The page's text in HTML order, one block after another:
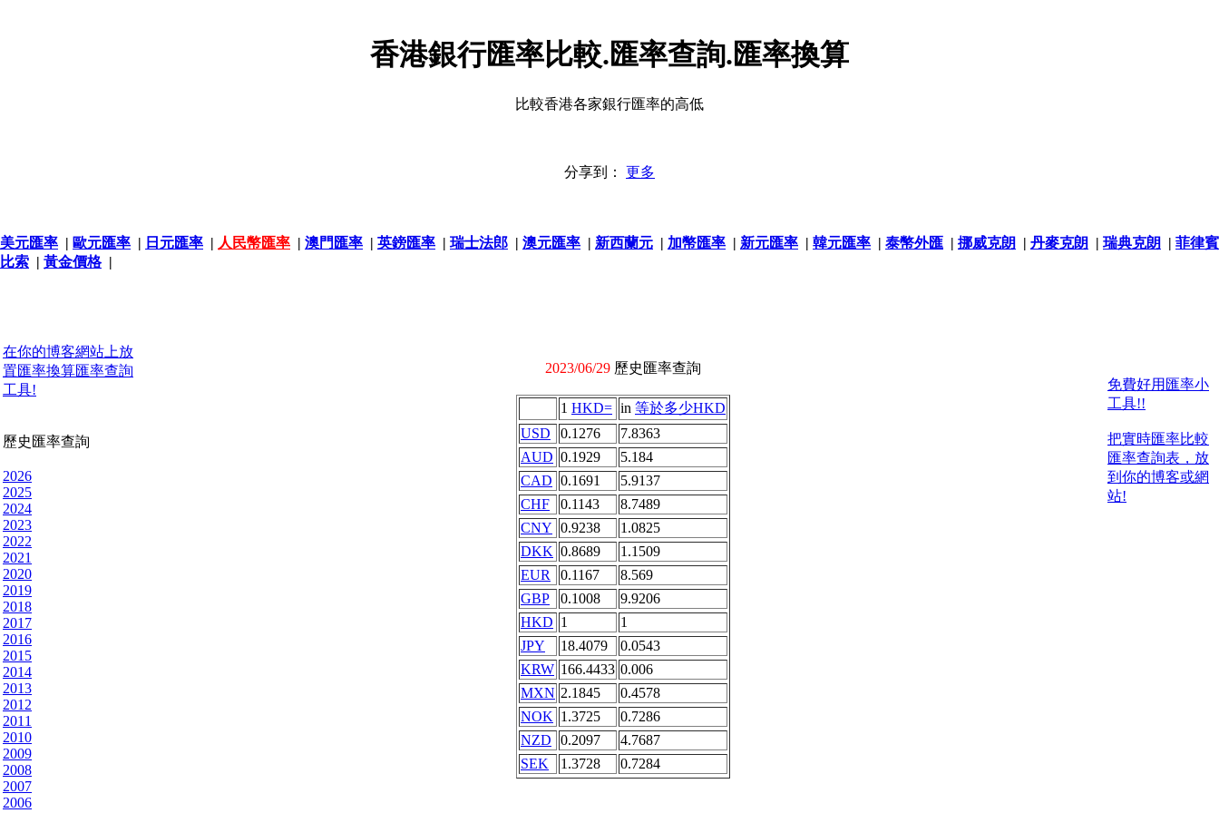
香港銀行匯率比較.匯率查詢.匯率換算
比較香港各家銀行匯率的高低
分享到： 更多
美元匯率 | 歐元匯率 | 日元匯率 | 人民幣匯率 | 澳門匯率 | 英鎊匯率 | 瑞士法郎 | 澳元匯率 | 新西蘭元 | 加幣匯率 | 新元匯率 | 韓元匯率 | 泰幣外匯 | 挪威克朗 | 丹麥克朗 | 瑞典克朗 | 菲律賓
比索 | 黃金價格|
在你的博客網站上放
置匯率換算匯率查詢
工具!
歷史匯率查詢
2026
2025
2024
2023
2022
2021
2020
2019
2018
2017
2016
2015
2014
2013
2012
2011
2010
2009
2008
2007
2006
2023/06/29 歷史匯率查詢
1 HKD= in 等於多少HKD
USD
0.1276
7.8363
AUD 0.1929
5.184
CAD 0.1691
5.9137
CHF
0.1143
8.7489
CNY 0.9238
1.0825
DKK 0.8689
1.1509
EUR
0.1167
8.569
GBP
0.1008
9.9206
HKD 1
1
JPY
18.4079
0.0543
KRW 166.4433 0.006
MXN 2.1845
0.4578
NOK 1.3725
0.7286
NZD
0.2097
4.7687
SEK
1.3728 0.7284
免費好用匯率小
工具!!
把實時匯率比較
匯率查詢表，放
到你的博客或網
站!